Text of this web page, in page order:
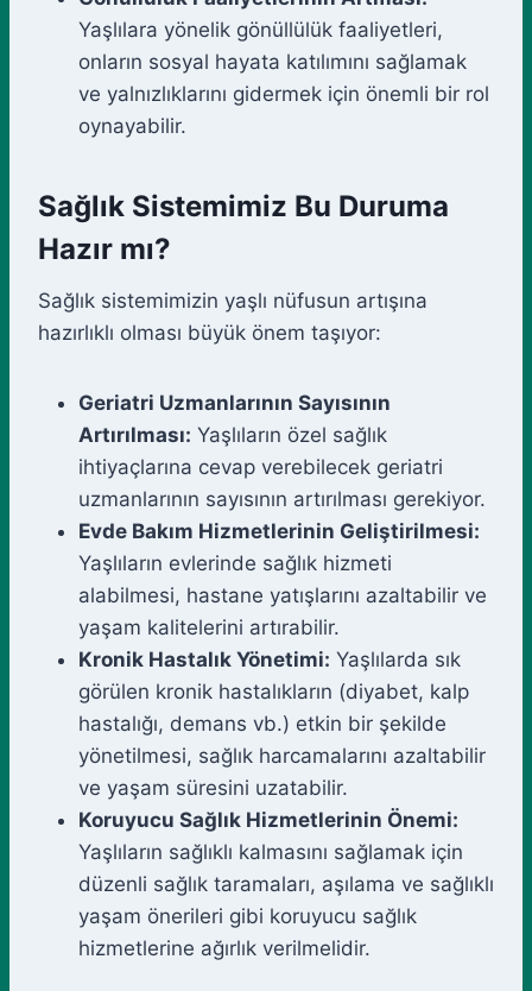
Yaşlılara yönelik gönüllülük faaliyetleri,
onların sosyal hayata katılımını sağlamak
ve yalnızlıklarını gidermek için önemli bir rol
oynayabilir.
Sağlık Sistemimiz Bu Duruma
Hazır mı?
Sağlık sistemimizin yaşlı nüfusun artışına
hazırlıklı olması büyük önem taşıyor:
Geriatri Uzmanlarının Sayısının
Artırılması: Yaşlıların özel sağlık
ihtiyaçlarına cevap verebilecek geriatri
uzmanlarının sayısının artırılması gerekiyor.
Evde Bakım Hizmetlerinin Geliştirilmesi:
Yaşlıların evlerinde sağlık hizmeti
alabilmesi, hastane yatışlarını azaltabilir ve
yaşam kalitelerini artırabilir.
Kronik Hastalık Yönetimi: Yaşlılarda sık
görülen kronik hastalıkların (diyabet, kalp
hastalığı, demans vb.) etkin bir şekilde
yönetilmesi, sağlık harcamalarını azaltabilir
ve yaşam süresini uzatabilir.
Koruyucu Sağlık Hizmetlerinin Önemi:
Yaşlıların sağlıklı kalmasını sağlamak için
düzenli sağlık taramaları, aşılama ve sağlıklı
yaşam önerileri gibi koruyucu sağlık
hizmetlerine ağırlık verilmelidir.